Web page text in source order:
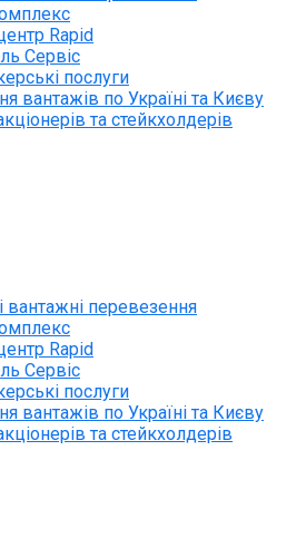
Rapid
Сервіс
послуги
вантажів по Україні та Києву
та стейкхолдерів
вантажні перевезення
Rapid
Сервіс
послуги
вантажів по Україні та Києву
та стейкхолдерів